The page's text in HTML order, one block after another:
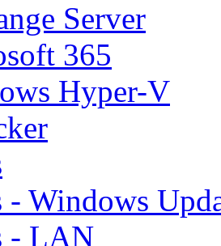
Server
365
Hyper-V
- Windows
- LAN